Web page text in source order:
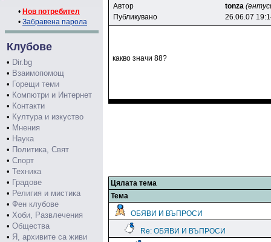
• Нов потребител
• Забравена парола
Клубове
• Dir.bg
• Взаимопомощ
• Горещи теми
• Компютри и Интернет
• Контакти
• Култура и изкуство
• Мнения
• Наука
• Политика, Свят
• Спорт
• Техника
• Градове
• Религия и мистика
• Фен клубове
• Хоби, Развлечения
• Общества
• Я, архивите са живи
Автор
tonza
Публикувано
26.06.07
какво значи 88?
Цялата тема
Тема
ОБЯВИ И ВЪПРОСИ
Re: ОБЯВИ И ВЪПРОСИ